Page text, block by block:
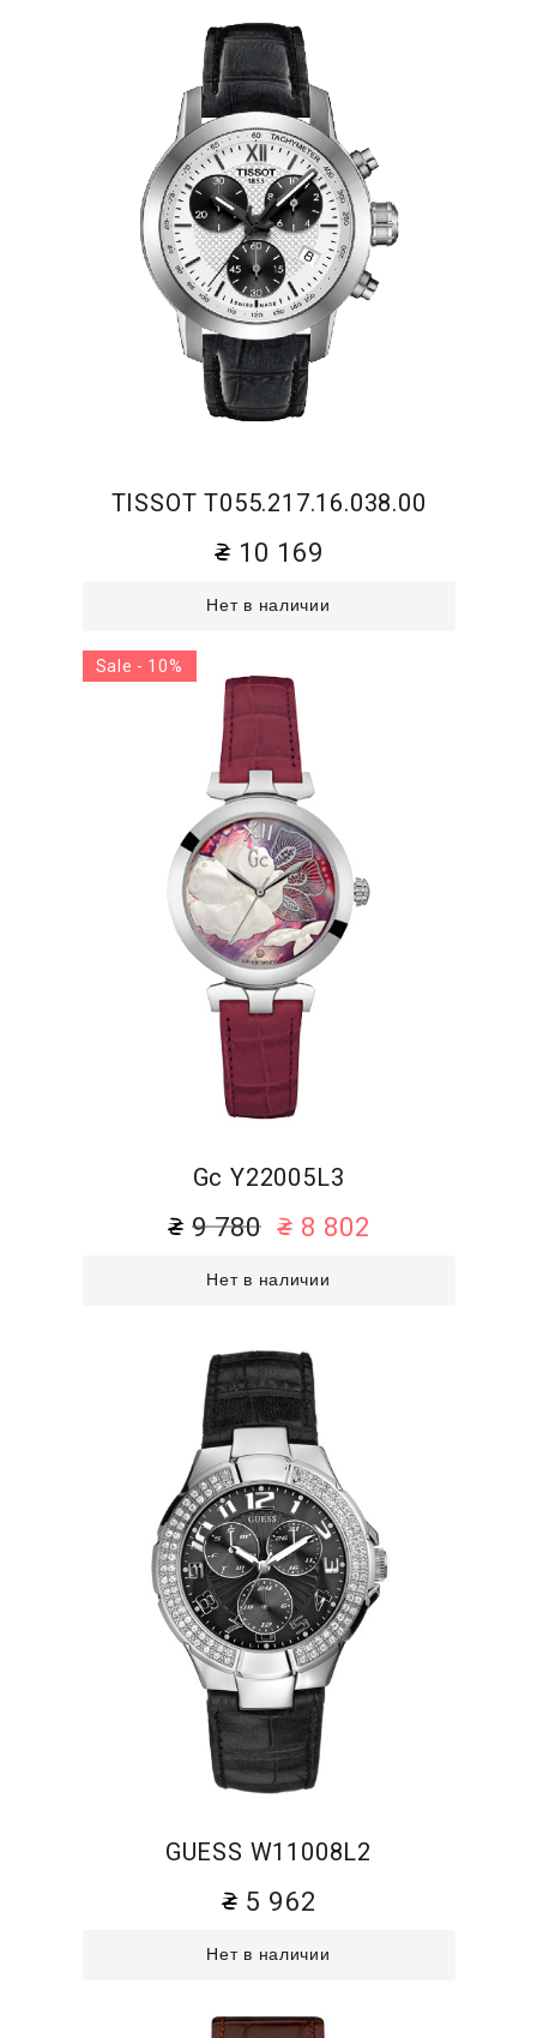
TISSOT T055.217.16.038.00
10 169
Нет в наличии
Gc Y22005L3
9 780 8 802
Нет в наличии
Sale - 10%
GUESS W11008L2
5 962
Нет в наличии